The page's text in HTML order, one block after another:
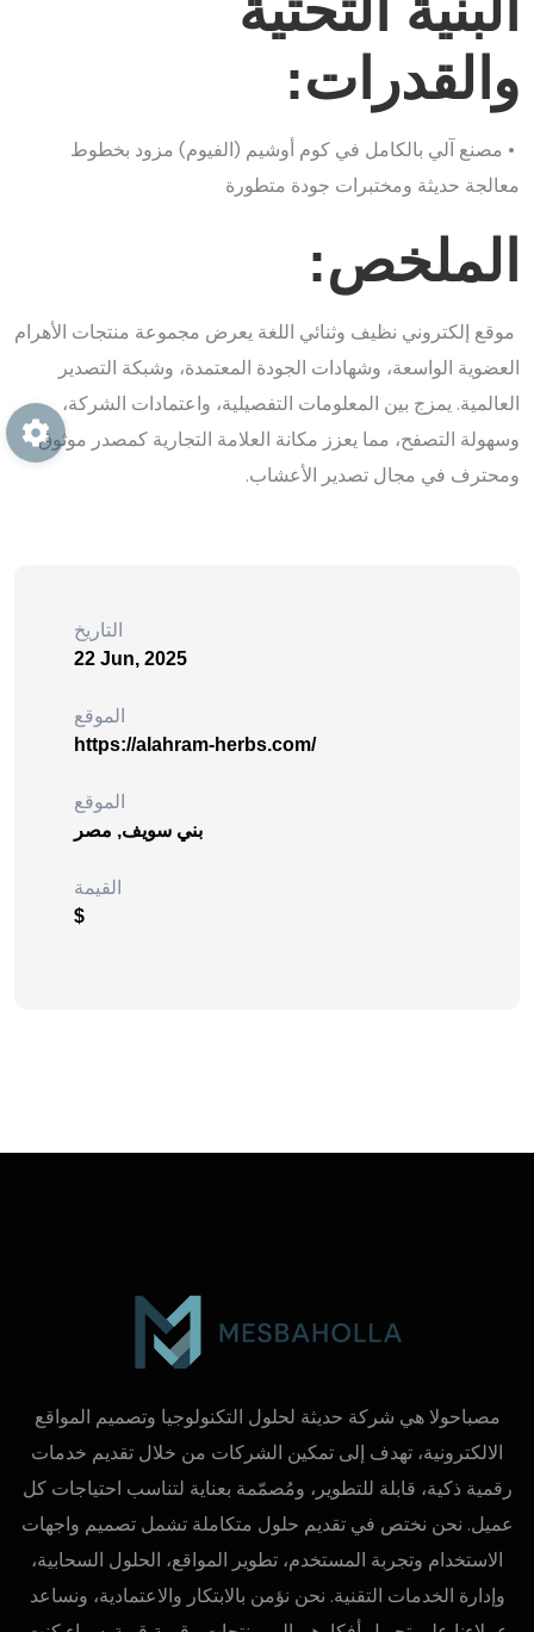
والقدرات:
• مصنع آلي بالكامل في كوم أوشيم (الفيوم) مزود بخطوط
معالجة حديثة ومختبرات جودة متطورة
الملخص:
موقع إلكتروني نظيف وثنائي اللغة يعرض مجموعة منتجات الأهرام
العضوية الواسعة، وشهادات الجودة المعتمدة، وشبكة التصدير
العالمية. يمزج بين المعلومات التفصيلية، واعتمادات الشركة،
وسهولة التصفح، مما يعزز مكانة العلامة التجارية كمصدر موثوق
ومحترف في مجال تصدير الأعشاب.
التاريخ
22 Jun, 2025
الموقع
https://alahram-herbs.com/
الموقع
بني سويف, مصر
القيمة
$
مصباحولا هي شركة حديثة لحلول التكنولوجيا وتصميم المواقع
الالكترونية، تهدف إلى تمكين الشركات من خلال تقديم خدمات
رقمية ذكية، قابلة للتطوير، ومُصمّمة بعناية لتناسب احتياجات كل
عميل. نحن نختص في تقديم حلول متكاملة تشمل تصميم واجهات
الاستخدام وتجربة المستخدم، تطوير المواقع، الحلول السحابية،
وإدارة الخدمات التقنية. نحن نؤمن بالابتكار والاعتمادية، ونساعد